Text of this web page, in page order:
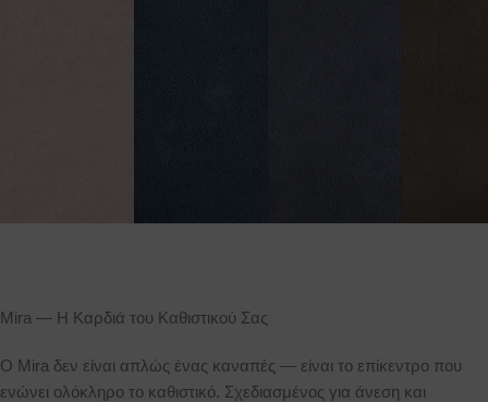
Mira — Η Καρδιά του Καθιστικού Σας
Ο Mira δεν είναι απλώς ένας καναπές — είναι το επίκεντρο που
ενώνει ολόκληρο το καθιστικό. Σχεδιασμένος για άνεση και